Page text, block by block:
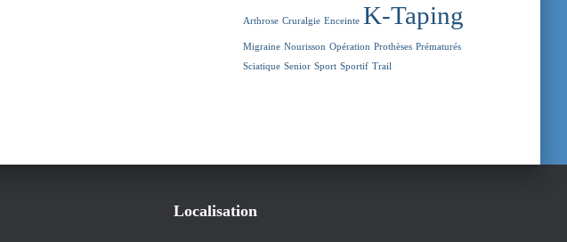
Arthrose Cruralgie Enceinte K-Taping
Migraine Nourisson Opération Prothèses Prématurés
Sciatique Senior Sport Sportif Trail
Localisation